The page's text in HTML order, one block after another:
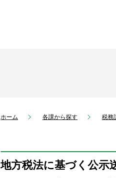
ホーム 各課から探す 税務
地方税法に基づく公示